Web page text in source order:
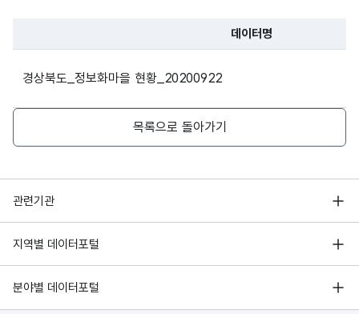
양동마을길93
김천시 2차 양각자두마을
황악산반곡포도마을
대룡1길 48-16
경상북도 안동시
원매길 102-5
안동시 3차
경상북도 안동시
안동시 1차 하회마을
경상북도 안동시
데이터명
경상북도_정보화마을 현황_20200922
목록으로 돌아가기
관련기관
행정안전부
한국지능정보사회진흥원
국가정보자원관리원
지역별 데이터포털
서울 열린데이터광장
경기데이터드림
분야별 데이터포털
기상자료개방포털